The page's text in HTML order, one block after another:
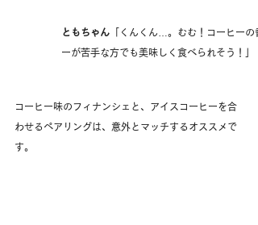
ともちゃん 「くんくん…。むむ！コーヒー
ーが苦手な方でも美味しく食べられそう！」
コーヒー味のフィナンシェと、アイスコーヒーを合
わせるペアリングは、意外とマッチするオススメで
す。